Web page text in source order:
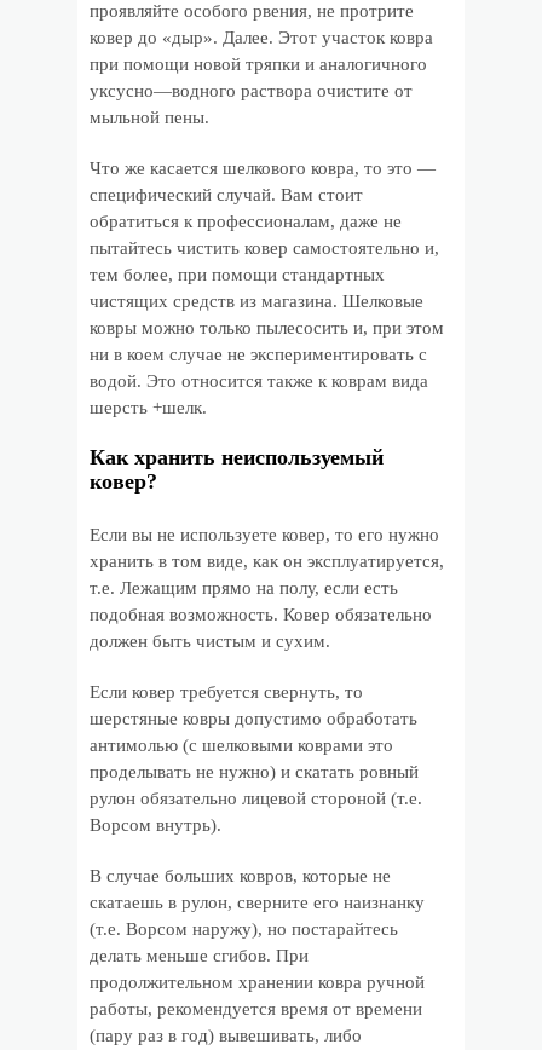
проявляйте особого рвения, не протрите
ковер до «дыр». Далее. Этот участок ковра
при помощи новой тряпки и аналогичного
уксусно—водного раствора очистите от
мыльной пены.
Что же касается шелкового ковра, то это —
специфический случай. Вам стоит
обратиться к профессионалам, даже не
пытайтесь чистить ковер самостоятельно и,
тем более, при помощи стандартных
чистящих средств из магазина. Шелковые
ковры можно только пылесосить и, при этом
ни в коем случае не экспериментировать с
водой. Это относится также к коврам вида
шерсть +шелк.
Как хранить неиспользуемый
ковер?
Если вы не используете ковер, то его нужно
хранить в том виде, как он эксплуатируется,
т.е. Лежащим прямо на полу, если есть
подобная возможность. Ковер обязательно
должен быть чистым и сухим.
Если ковер требуется свернуть, то
шерстяные ковры допустимо обработать
антимолью (с шелковыми коврами это
проделывать не нужно) и скатать ровный
рулон обязательно лицевой стороной (т.е.
Ворсом внутрь).
В случае больших ковров, которые не
скатаешь в рулон, сверните его наизнанку
(т.е. Ворсом наружу), но постарайтесь
делать меньше сгибов. При
продолжительном хранении ковра ручной
работы, рекомендуется время от времени
(пару раз в год) вывешивать, либо